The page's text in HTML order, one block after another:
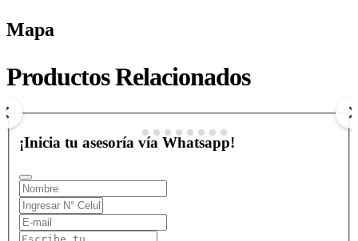
Mapa
Productos Relacionados
CAMPO DE GOLF KARIBANA
$ 0COP
¡Inicia tu asesoría vía Whatsapp!